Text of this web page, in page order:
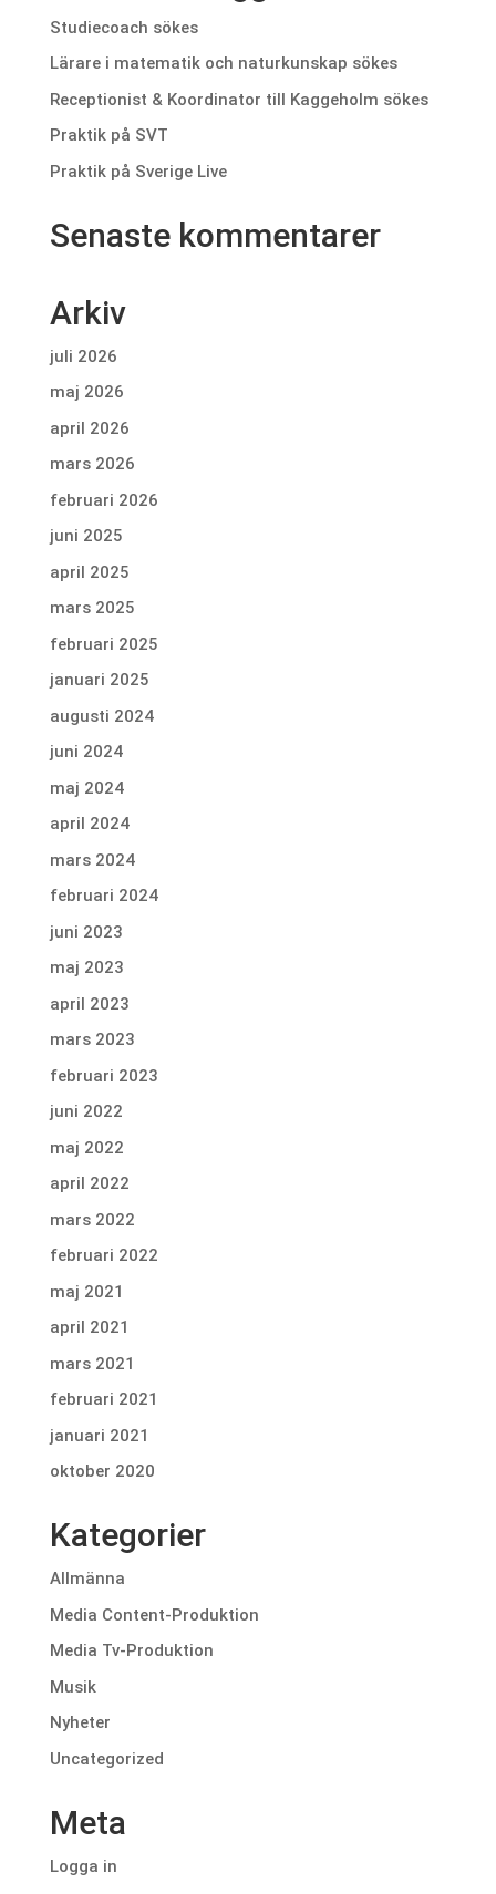
Studiecoach sökes
Lärare i matematik och naturkunskap sökes
Receptionist & Koordinator till Kaggeholm sökes
Praktik på SVT
Praktik på Sverige Live
Senaste kommentarer
Arkiv
juli 2026
maj 2026
april 2026
mars 2026
februari 2026
juni 2025
april 2025
mars 2025
februari 2025
januari 2025
augusti 2024
juni 2024
maj 2024
april 2024
mars 2024
februari 2024
juni 2023
maj 2023
april 2023
mars 2023
februari 2023
juni 2022
maj 2022
april 2022
mars 2022
februari 2022
maj 2021
april 2021
mars 2021
februari 2021
januari 2021
oktober 2020
Kategorier
Allmänna
Media Content-Produktion
Media Tv-Produktion
Musik
Nyheter
Uncategorized
Meta
Logga in